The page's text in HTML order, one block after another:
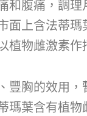
和腹痛，調理
面上含法蒂瑪
植物雌激素作
豐胸的效用，
瑪葉含有植物